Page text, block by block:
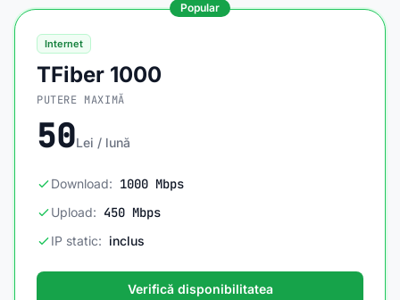
Popular
Internet
TFiber 1000
PUTERE MAXIMĂ
50Lei / lună
Download: 1000 Mbps
Upload: 450 Mbps
IP static: inclus
Verifică disponibilitatea